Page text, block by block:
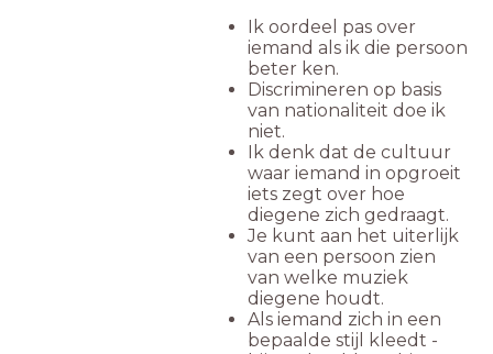
Ik oordeel pas over
iemand als ik die persoon
beter ken.
Discrimineren op basis
van nationaliteit doe ik
niet.
Ik denk dat de cultuur
waar iemand in opgroeit
iets zegt over hoe
diegene zich gedraagt.
Je kunt aan het uiterlijk
van een persoon zien
van welke muziek
diegene houdt.
Als iemand zich in een
bepaalde stijl kleedt -